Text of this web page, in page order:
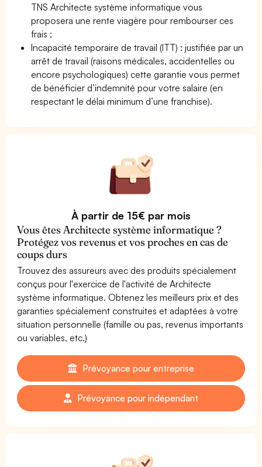
TNS Architecte système informatique vous
proposera une rente viagère pour rembourser ces
frais ;
Incapacité temporaire de travail (ITT) : justifiée par un
arrêt de travail (raisons médicales, accidentelles ou
encore psychologiques) cette garantie vous permet
de bénéficier d’indemnité pour votre salaire (en
respectant le délai minimum d’une franchise).
À partir de 15€ par mois
Vous êtes Architecte système informatique ?
Protégez vos revenus et vos proches en cas de
coups durs
Trouvez des assureurs avec des produits spécialement
conçus pour l'exercice de l'activité de Architecte
système informatique. Obtenez les meilleurs prix et des
garanties spécialement construites et adaptées à votre
situation personnelle (famille ou pas, revenus importants
ou variables, etc.)
Prévoyance pour entreprise
Prévoyance pour indépendant